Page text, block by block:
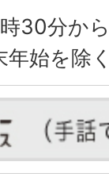
30分か
年始を除